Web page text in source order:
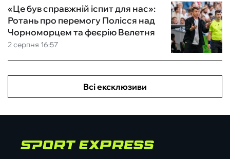
2 серпня 16:57
«Це був справжній іспит для нас»:
Ротань про перемогу Полісся над
Чорноморцем та феєрію Велетня
Всі ексклюзиви